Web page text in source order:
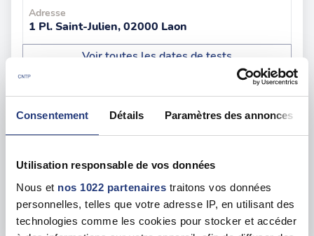
Consentement Détails Paramètres des annonces
Utilisation responsable de vos données
Nous et nos 1022 partenaires traitons vos données
personnelles, telles que votre adresse IP, en utilisant des
technologies comme les cookies pour stocker et accéder
Adresse
1 Pl. Saint-Julien, 02000 Laon
Voir toutes les dates de tests
02 - Saint-Quentin dès lejeu. 27 août
131.00 €
Adresse
18 Bd Léon Blum, 02100 Saint-Quentin
Voir toutes les dates de tests